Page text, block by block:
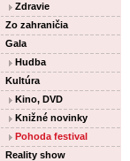
Zdravie
Zo zahraničia
Gala
Hudba
Kultúra
Kino, DVD
Knižné novinky
Pohoda festival
Reality show